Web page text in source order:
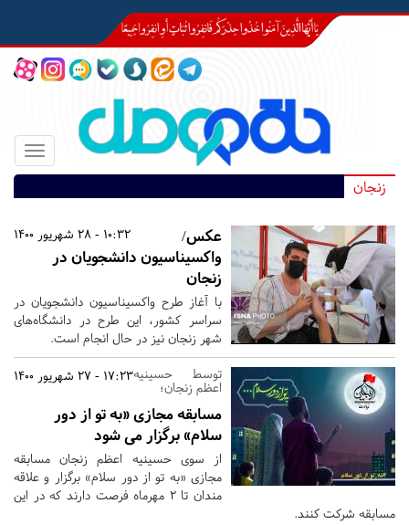
Toggle
زنجان
10:32 - 28 شهریور 1400
عکس/
واکسیناسیون دانشجویان در
زنجان
با آغاز طرح واکسیناسیون دانشجویان در
سراسر کشور، این طرح در دانشگاه‌های
شهر زنجان نیز در حال انجام است.
17:23 - 27 شهریور 1400توسط حسینیه
اعظم زنجان؛
مسابقه مجازی «به تو از دور
سلام» برگزار می شود
از سوی حسینیه اعظم زنجان مسابقه
مجازی «به تو از دور سلام» برگزار و علاقه
مندان تا 2 مهرماه فرصت دارند که در این
مسابقه شرکت کنند.